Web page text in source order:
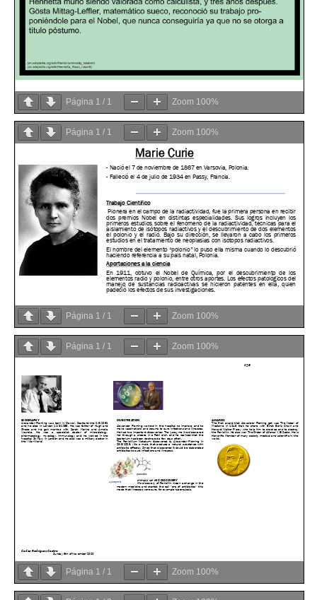
Página 1 / 1 Zoom 100%
Página 1 / 1 Zoom 100%
Página 1 / 1 Zoom 100%
Página 1 / 1 Zoom 100%
Página 1 / 1 Zoom 100%